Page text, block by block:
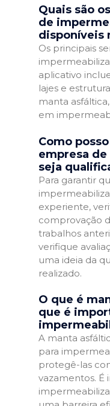
Quais são
de
disponíveis
Os principais
aplicativo
lajes e
manta
em
Como
empresa
seja
Para garantir
experiente,
comprovação
trabalhos
verifique
uma ideia da
realizado.
O que é
que é
A manta
para
protegê-las
vazamentos. É